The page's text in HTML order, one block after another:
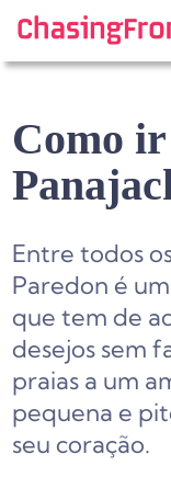
content
Como
Entre todos
Paredon é
que tem de
desejos sem
praias a um
pequena e
seu coração.